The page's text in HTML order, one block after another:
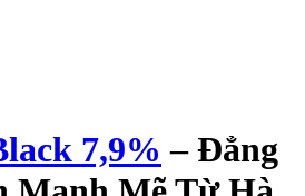
7,9% – Đẳng